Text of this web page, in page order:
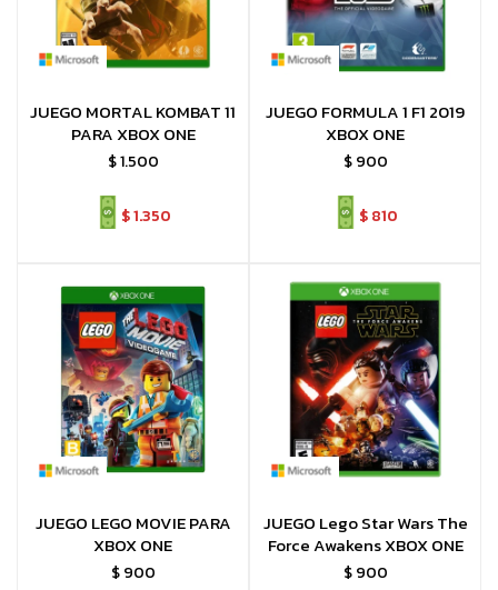
JUEGO MORTAL KOMBAT 11
PARA XBOX ONE
$1.500
$1.350
JUEGO FORMULA 1 F1 2019
XBOX ONE
$ 900
$810
JUEGO LEGO MOVIE PARA
XBOX ONE
$ 900
JUEGO Lego Star Wars The
Force Awakens XBOX ONE
$ 900